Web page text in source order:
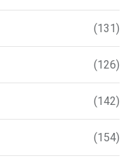
(131)
(126)
(142)
(154)